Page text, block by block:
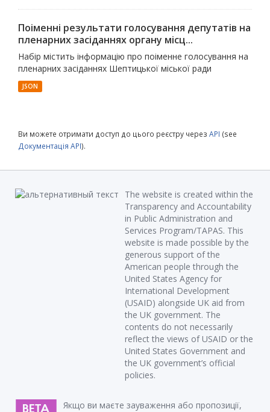
Поіменні результати голосування депутатів на
пленарних засіданнях органу місц...
Набір містить інформацію про поіменне голосування на
пленарних засіданнях Шептицької міської ради
JSON
Ви можете отримати доступ до цього реєстру через API (see
Документація API).
The website is created within the
Transparency and Accountability
in Public Administration and
Services Program/TAPAS. This
website is made possible by the
generous support of the
American people through the
United States Agency for
International Development
(USAID) alongside UK aid from
the UK government. The
contents do not necessarily
reflect the views of USAID or the
United States Government and
the UK government’s official
policies.
Якщо ви маєте зауваження або пропозиції,